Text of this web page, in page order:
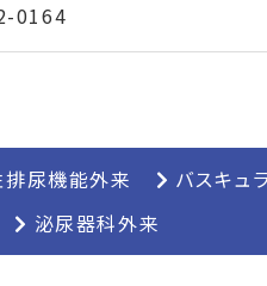
0164
排尿機能外来 バスキュ
泌尿器科外来